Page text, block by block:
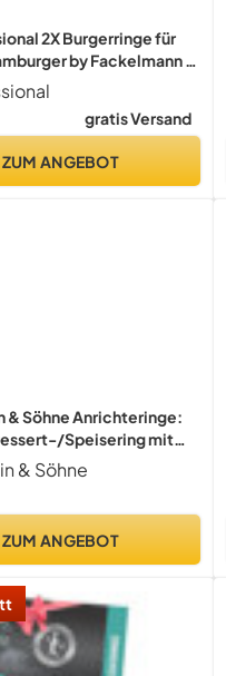
2X Burgerringe für
by Fackelmann –
verstellbar Ø 9 cm - 11,7
für Burger Buns, Cookies,
gratis Versand
ZUM ANGEBOT
& Söhne Anrichteringe:
Speisering mit
(Ringe zum
Speisen, Servierringe
& Söhne
ZUM ANGEBOT